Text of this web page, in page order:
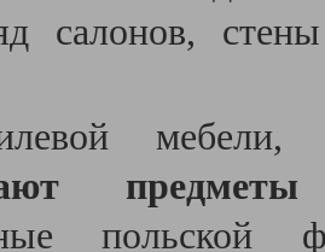
салонов,
польской